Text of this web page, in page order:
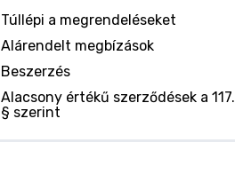
Túllépi a megrendeléseket
Alárendelt megbízások
Beszerzés
Alacsony értékű szerződések a 117.
§ szerint